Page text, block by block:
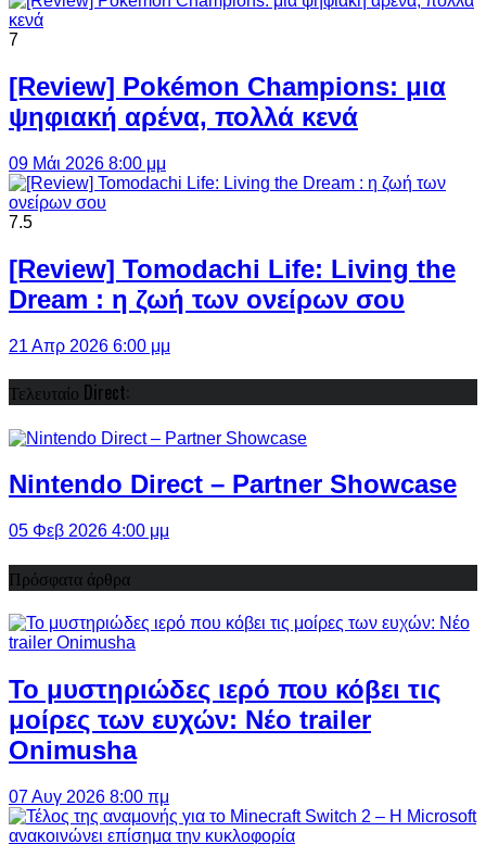
7
[Review] Pokémon Champions: μια
ψηφιακή αρένα, πολλά κενά
09 Μάι 2026 8:00 μμ
7.5
[Review] Tomodachi Life: Living the
Dream : η ζωή των ονείρων σου
21 Απρ 2026 6:00 μμ
Τελευταίο Direct:
Nintendo Direct – Partner Showcase
05 Φεβ 2026 4:00 μμ
Πρόσφατα άρθρα
Το μυστηριώδες ιερό που κόβει τις
μοίρες των ευχών: Νέο trailer
Onimusha
07 Αυγ 2026 8:00 πμ